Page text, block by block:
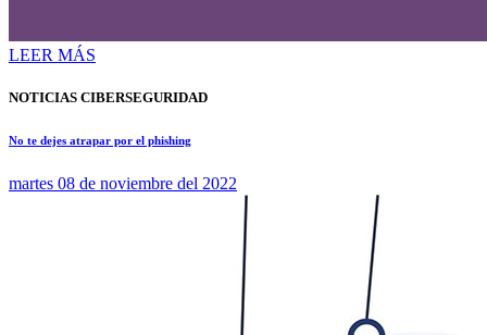
LEER MÁS
NOTICIAS CIBERSEGURIDAD
No te dejes atrapar por el phishing
martes 08 de noviembre del 2022